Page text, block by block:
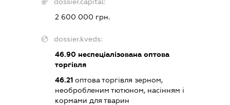
2 600 000 грн.
dossier.kveds:
46.90неспеціалізована оптова
торгівля
46.21оптова торгівля зерном,
необробленим тютюном, насінням і
кормами для тварин